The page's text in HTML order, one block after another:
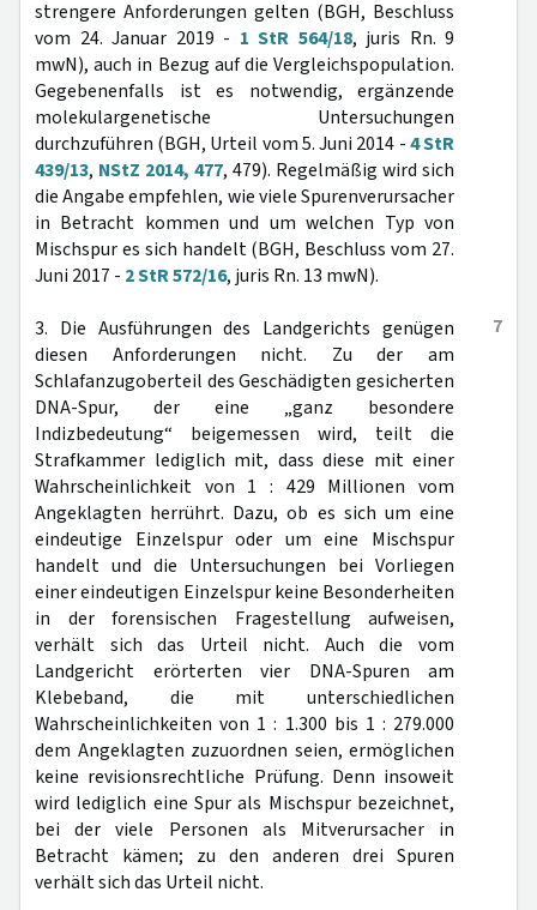
strengere Anforderungen gelten (BGH, Beschluss
vom 24. Januar 2019 - 1 StR 564/18, juris Rn. 9
mwN), auch in Bezug auf die Vergleichspopulation.
Gegebenenfalls ist es notwendig, ergänzende
molekulargenetische Untersuchungen
durchzuführen (BGH, Urteil vom 5. Juni 2014 -4 StR
439/13, NStZ 2014, 477, 479). Regelmäßig wird sich
die Angabe empfehlen, wie viele Spurenverursacher
in Betracht kommen und um welchen Typ von
Mischspur es sich handelt (BGH, Beschluss vom 27.
Juni 2017 - 2 StR 572/16, juris Rn. 13 mwN).
7
3. Die Ausführungen des Landgerichts genügen
diesen Anforderungen nicht. Zu der am
Schlafanzugoberteil des Geschädigten gesicherten
DNA-Spur, der eine „ganz besondere
Indizbedeutung“ beigemessen wird, teilt die
Strafkammer lediglich mit, dass diese mit einer
Wahrscheinlichkeit von 1 : 429 Millionen vom
Angeklagten herrührt. Dazu, ob es sich um eine
eindeutige Einzelspur oder um eine Mischspur
handelt und die Untersuchungen bei Vorliegen
einer eindeutigen Einzelspur keine Besonderheiten
in der forensischen Fragestellung aufweisen,
verhält sich das Urteil nicht. Auch die vom
Landgericht erörterten vier DNA-Spuren am
Klebeband, die mit unterschiedlichen
Wahrscheinlichkeiten von 1 : 1.300 bis 1 : 279.000
dem Angeklagten zuzuordnen seien, ermöglichen
keine revisionsrechtliche Prüfung. Denn insoweit
wird lediglich eine Spur als Mischspur bezeichnet,
bei der viele Personen als Mitverursacher in
Betracht kämen; zu den anderen drei Spuren
verhält sich das Urteil nicht.